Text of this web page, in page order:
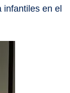
en el